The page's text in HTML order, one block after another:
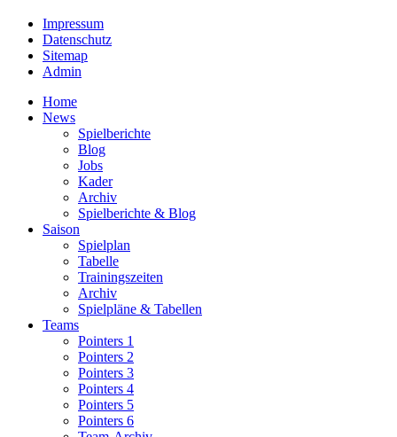
Impressum
Datenschutz
Sitemap
Admin
Home
News
Spielberichte
Blog
Jobs
Kader
Archiv
Spielberichte & Blog
Saison
Spielplan
Tabelle
Trainingszeiten
Archiv
Spielpläne & Tabellen
Teams
Pointers 1
Pointers 2
Pointers 3
Pointers 4
Pointers 5
Pointers 6